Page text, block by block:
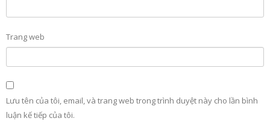
Trang web
Lưu tên của tôi, email, và trang web trong trình duyệt này cho lần bình
luận kế tiếp của tôi.